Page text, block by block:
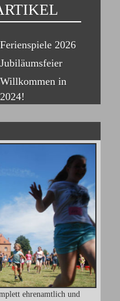
Ferienspiele 2026
Jubiläumsfeier
Willkommen in
2024!
ehrenamtlich und